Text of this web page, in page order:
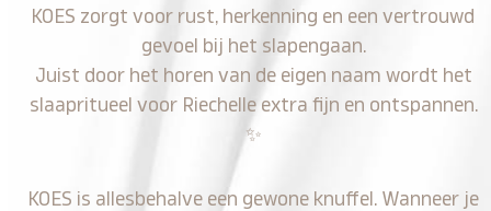
KOES zorgt voor rust, herkenning en een vertrouwd
gevoel bij het slapengaan.
Juist door het horen van de eigen naam wordt het
slaapritueel voor Riechelle extra fijn en ontspannen.
✨
KOES is allesbehalve een gewone knuffel. Wanneer je